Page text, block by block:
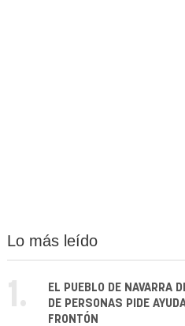
Lo más leído
1.
EL PUEBLO DE NAVARRA
DE PERSONAS PIDE
FRONTÓN